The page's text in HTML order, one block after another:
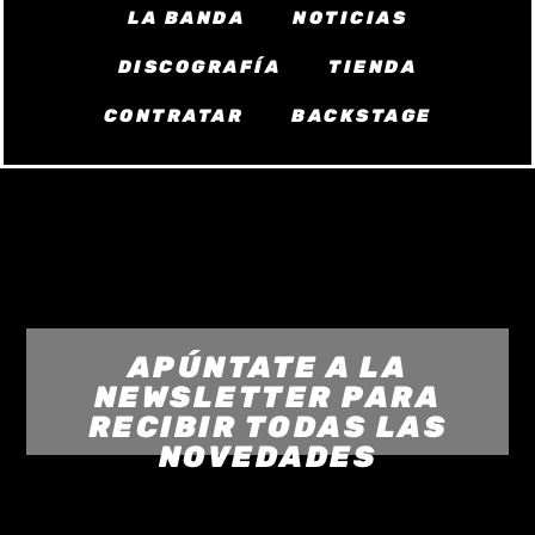
LA BANDA NOTICIAS
DISCOGRAFÍA TIENDA
CONTRATAR BACKSTAGE
APÚNTATE A LA
NEWSLETTER PARA
RECIBIR TODAS LAS
NOVEDADES